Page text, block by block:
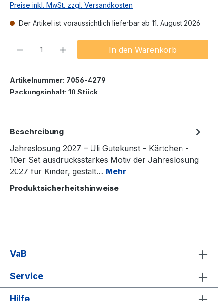
Preise inkl. MwSt. zzgl. Versandkosten
Der Artikel ist voraussichtlich lieferbar ab 11. August 2026
Produkt Anzahl: Gib denIn den Warenkorb
Artikelnummer: 7056-4279
Packungsinhalt: 10 Stück
Beschreibung
Jahreslosung 2027 – Uli Gutekunst – Kärtchen -
10er Set ausdrucksstarkes Motiv der Jahreslosung
2027 für Kinder, gestalt… Mehr
Produktsicherheitshinweise
VaB
Service
Hilfe